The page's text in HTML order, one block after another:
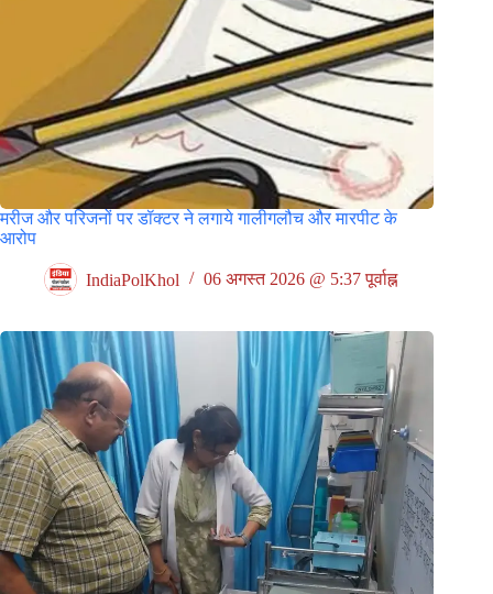
मरीज और परिजनों पर डॉक्टर ने लगाये गालीगलौच और मारपीट के
आरोप
IndiaPolKhol 06 अगस्त 2026 @ 5:37 पूर्वाह्न